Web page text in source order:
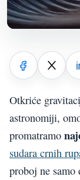
Otkriće
astronomiji,
promatramo
sudara crnih
proboj ne samo